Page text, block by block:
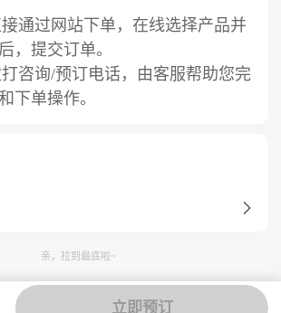
通过网站下单，在线选择产品并
，提交订单。
咨询/预订电话，由客服帮助您完
下单操作。

亲，拉到最底啦~
立即预订